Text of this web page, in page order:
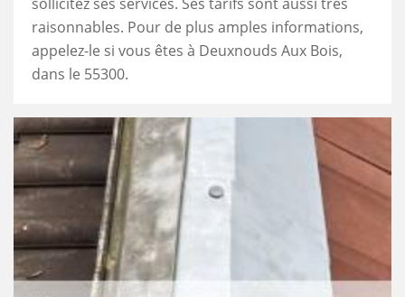
raisonnables. Pour de plus amples informations,
appelez-le si vous êtes à Deuxnouds Aux Bois,
dans le 55300.